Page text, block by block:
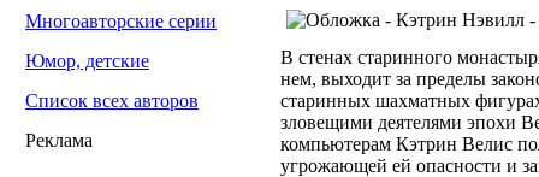
Многоавторские серии
Юмор, детские
Список всех авторов
Реклама
В стенах старинного
нем, выходит за пределы
старинных шахматных
зловещими деятелями эпохи
компьютерам Кэтрин Велис
угрожающей ей опасности и